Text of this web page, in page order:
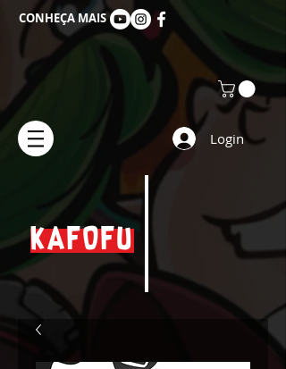
CONHEÇA MAIS
Login
KAFOFU